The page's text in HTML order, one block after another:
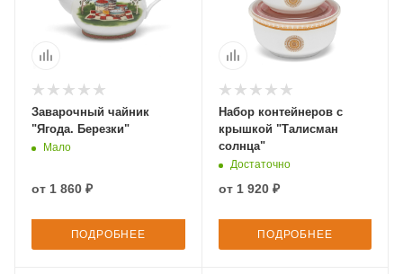
Заварочный чайник
"Ягода. Березки"
Мало
от 1 860 ₽
ПОДРОБНЕЕ
Набор контейнеров с
крышкой "Талисман
солнца"
Достаточно
от 1 920 ₽
ПОДРОБНЕЕ